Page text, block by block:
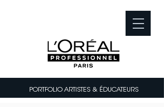
PORTFOLIO ARTISTES & ÉDUCATEURS